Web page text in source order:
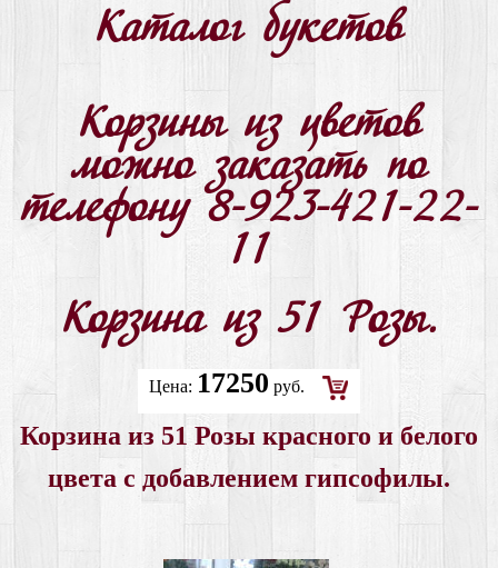
Каталог букетов
Корзины из цветов
можно заказать по
телефону 8-923-421-22-
11
Корзина из 51 Розы.
Цена: 17250 руб.
Добавить
в
корзину
Корзина из 51 Розы красного и белого
цвета с добавлением гипсофилы.